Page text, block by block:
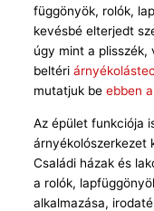
függönyök, rolók,
kevésbé elterjedt
úgy mint a plisszék,
beltéri
mutatjuk be ebben
Az épület funkciója
árnyékolószerkezet
Családi házak és
a rolók,
alkalmazása,